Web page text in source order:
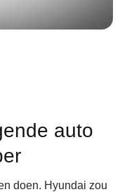
auto
doen. Hyundai zou